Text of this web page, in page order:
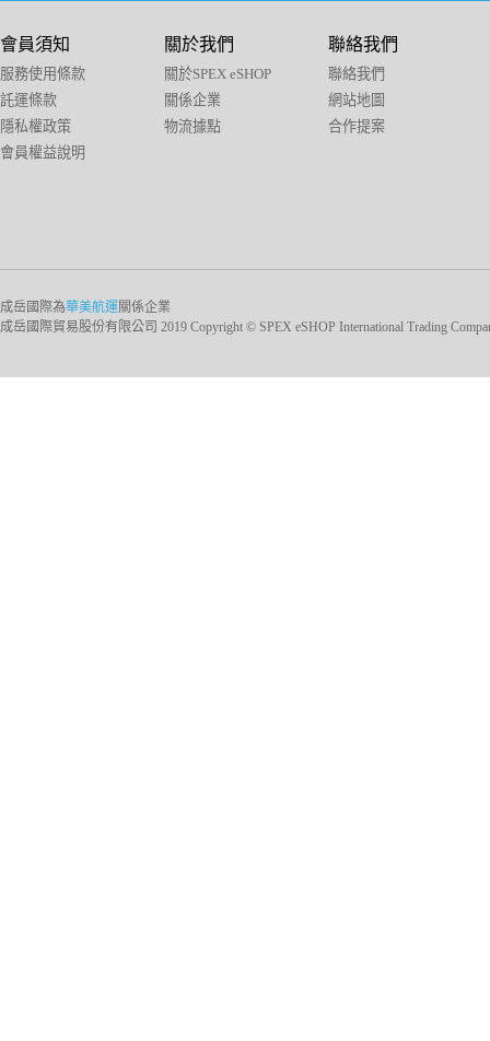
會員須知
服務使用條款
託運條款
隱私權政策
會員權益說明
關於我們
關於SPEX eSHOP
關係企業
物流據點
聯絡我們
聯絡我們
網站地圖
合作提案
成岳國際為華美航運關係企業
成岳國際貿易股份有限公司 2019 Copyright © SPEX eSHOP International Trading